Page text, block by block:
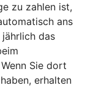
zu zahlen ist,
ans
jährlich das
Sie dort
erhalten